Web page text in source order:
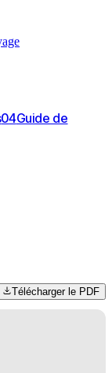
04Guide de
Télécharger le PDF